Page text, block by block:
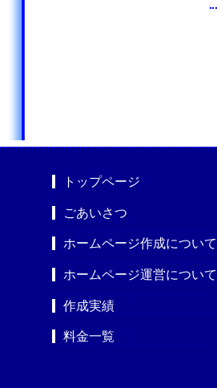
トップページ
ごあいさつ
ホームページ作成について
ホームページ運営について
作成実績
料金一覧